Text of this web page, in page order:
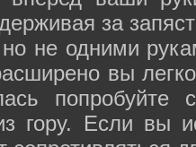
за
но не одними
вы
попробуйте
гору. Если вы